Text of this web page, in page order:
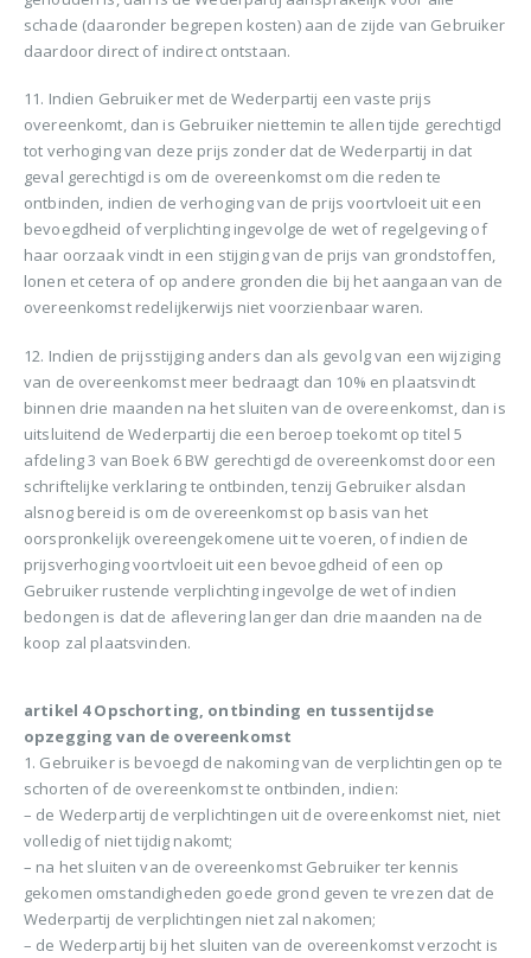
schade (daaronder begrepen kosten) aan de zijde van Gebruiker
daardoor direct of indirect ontstaan.
11. Indien Gebruiker met de Wederpartij een vaste prijs
overeenkomt, dan is Gebruiker niettemin te allen tijde gerechtigd
tot verhoging van deze prijs zonder dat de Wederpartij in dat
geval gerechtigd is om de overeenkomst om die reden te
ontbinden, indien de verhoging van de prijs voortvloeit uit een
bevoegdheid of verplichting ingevolge de wet of regelgeving of
haar oorzaak vindt in een stijging van de prijs van grondstoffen,
lonen et cetera of op andere gronden die bij het aangaan van de
overeenkomst redelijkerwijs niet voorzienbaar waren.
12. Indien de prijsstijging anders dan als gevolg van een wijziging
van de overeenkomst meer bedraagt dan 10% en plaatsvindt
binnen drie maanden na het sluiten van de overeenkomst, dan is
uitsluitend de Wederpartij die een beroep toekomt op titel 5
afdeling 3 van Boek 6 BW gerechtigd de overeenkomst door een
schriftelijke verklaring te ontbinden, tenzij Gebruiker alsdan
alsnog bereid is om de overeenkomst op basis van het
oorspronkelijk overeengekomene uit te voeren, of indien de
prijsverhoging voortvloeit uit een bevoegdheid of een op
Gebruiker rustende verplichting ingevolge de wet of indien
bedongen is dat de aflevering langer dan drie maanden na de
koop zal plaatsvinden.
artikel 4 Opschorting, ontbinding en tussentijdse
opzegging van de overeenkomst
1. Gebruiker is bevoegd de nakoming van de verplichtingen op te
schorten of de overeenkomst te ontbinden, indien:
– de Wederpartij de verplichtingen uit de overeenkomst niet, niet
volledig of niet tijdig nakomt;
– na het sluiten van de overeenkomst Gebruiker ter kennis
gekomen omstandigheden goede grond geven te vrezen dat de
Wederpartij de verplichtingen niet zal nakomen;
– de Wederpartij bij het sluiten van de overeenkomst verzocht is